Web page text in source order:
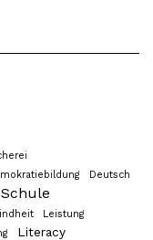
Deutsch
Leistung
Literacy